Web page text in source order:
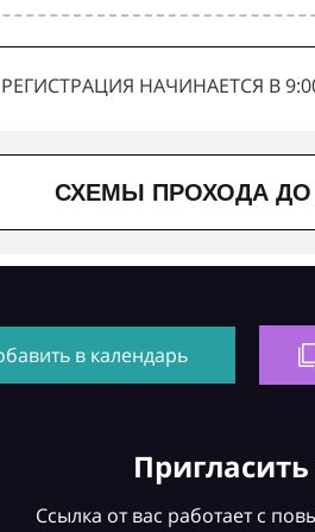
РЕГИСТРАЦИЯ НАЧИНАЕТСЯ В
СХЕМЫ ПРОХОДА
в календарь
Пригласить
Ссылка от вас работает с